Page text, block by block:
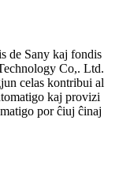
de Sany kaj fondis
Co,. Ltd.
celas kontribui al
kaj provizi
por ĉiuj ĉinaj